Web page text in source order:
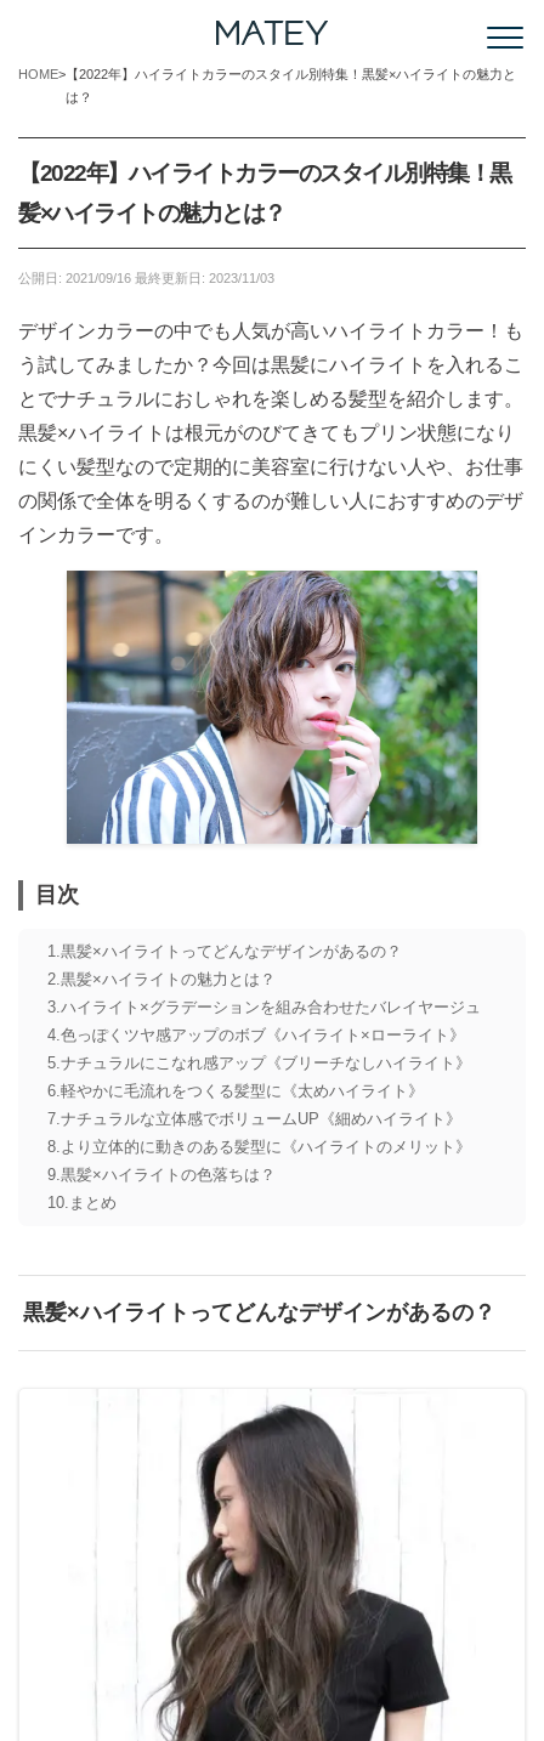
HOME
【2022年】ハイライトカラーのスタイル別特集！黒髪×ハイライトの魅力と
は？
【2022年】ハイライトカラーのスタイル別特集！黒
髪×ハイライトの魅力とは？
公開日: 2021/09/16 最終更新日: 2023/11/03
デザインカラーの中でも人気が高いハイライトカラー！も
う試してみましたか？今回は黒髪にハイライトを入れるこ
とでナチュラルにおしゃれを楽しめる髪型を紹介します。
黒髪×ハイライトは根元がのびてきてもプリン状態になり
にくい髪型なので定期的に美容室に行けない人や、お仕事
の関係で全体を明るくするのが難しい人におすすめのデザ
インカラーです。
目次
黒髪×ハイライトってどんなデザインがあるの？
黒髪×ハイライトの魅力とは？
ハイライト×グラデーションを組み合わせたバレイヤージュ
色っぽくツヤ感アップのボブ《ハイライト×ローライト》
ナチュラルにこなれ感アップ《ブリーチなしハイライト》
軽やかに毛流れをつくる髪型に《太めハイライト》
ナチュラルな立体感でボリュームUP《細めハイライト》
より立体的に動きのある髪型に《ハイライトのメリット》
黒髪×ハイライトの色落ちは？
まとめ
黒髪×ハイライトってどんなデザインがあるの？